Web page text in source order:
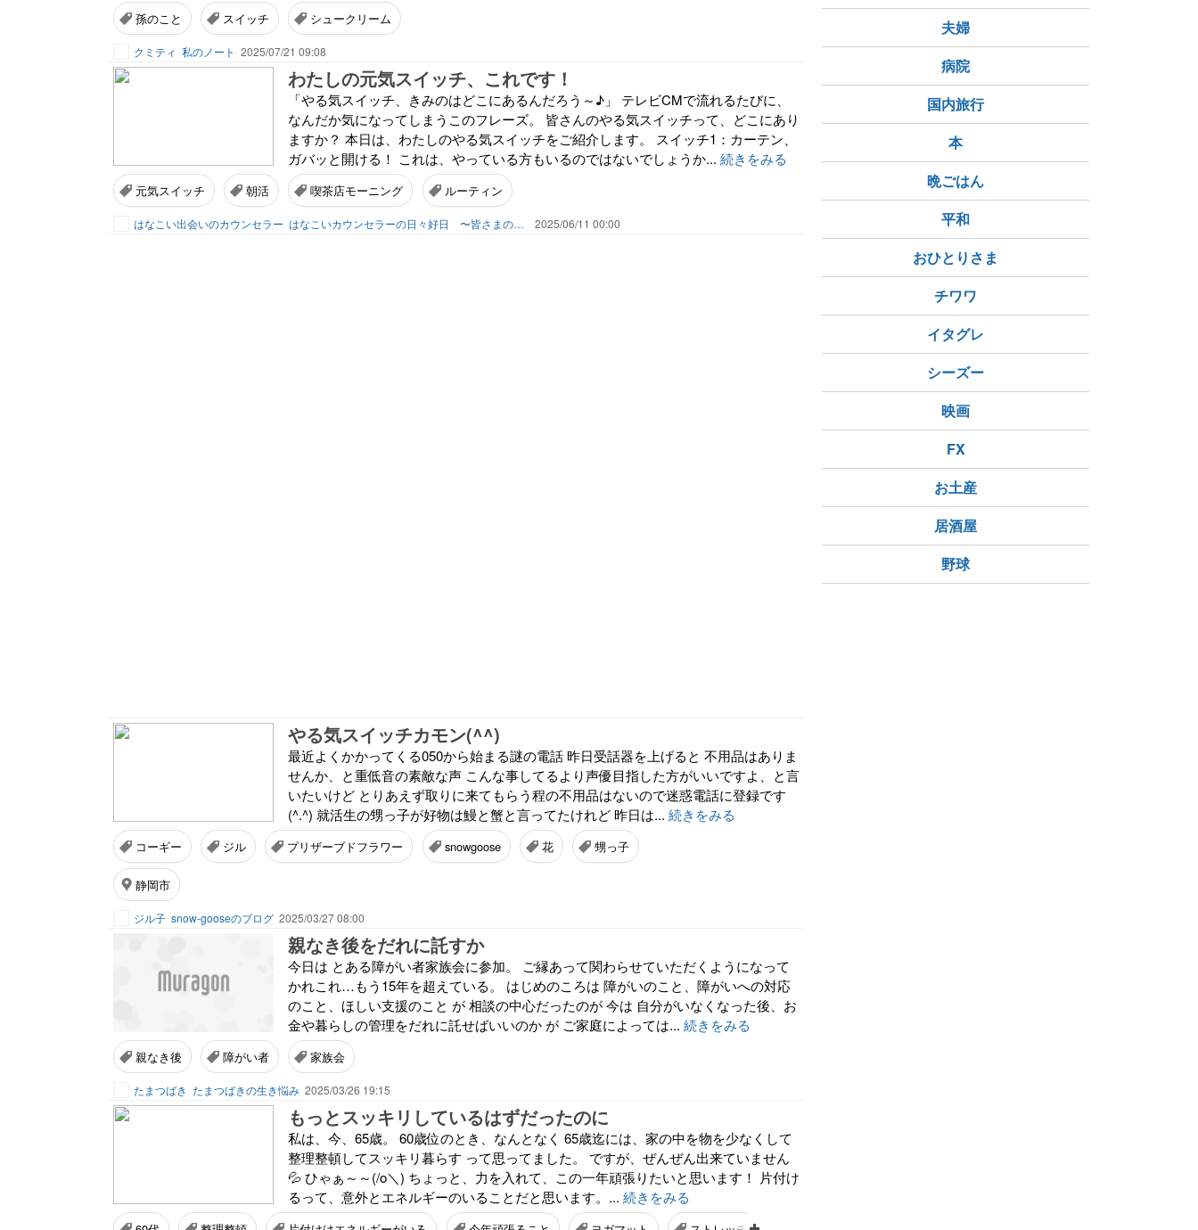
孫のこと スイッチ シュークリーム
クミティ 私のノート 2025/07/21 09:08
わたしの元気スイッチ、これです！
「やる気スイッチ、きみのはどこにあるんだろう～♪」 テレビCMで流れるたびに、
なんだか気になってしまうこのフレーズ。 皆さんのやる気スイッチって、どこにあり
ますか？ 本日は、わたしのやる気スイッチをご紹介します。 スイッチ1：カーテン、
ガバッと開ける！ これは、やっている方もいるのではないでしょうか... 続きをみる
元気スイッチ 朝活 喫茶店モーニング ルーティン
はなこい出会いのカウンセラー はなこいカウンセラーの日々好日 〜皆さまの素敵な出会いのために〜 2025/06/11 00:00
やる気スイッチカモン(^^)
最近よくかかってくる050から始まる謎の電話 昨日受話器を上げると 不用品はありま
せんか、と重低音の素敵な声 こんな事してるより声優目指した方がいいですよ、と言
いたいけど とりあえず取りに来てもらう程の不用品はないので迷惑電話に登録です
(^.^) 就活生の甥っ子が好物は鰻と蟹と言ってたけれど 昨日は... 続きをみる
コーギー ジル プリザーブドフラワー snowgoose 花 甥っ子
静岡市
ジル子 snow-gooseのブログ 2025/03/27 08:00
親なき後をだれに託すか
今日は とある障がい者家族会に参加。 ご縁あって関わらせていただくようになって
かれこれ…もう15年を超えている。 はじめのころは 障がいのこと、障がいへの対応
のこと、ほしい支援のこと が 相談の中心だったのが 今は 自分がいなくなった後、お
金や暮らしの管理をだれに託せばいいのか が ご家庭によっては... 続きをみる
親なき後 障がい者 家族会
たまつばき たまつばきの生き悩み 2025/03/26 19:15
もっとスッキリしているはずだったのに
私は、今、65歳。 60歳位のとき、なんとなく 65歳迄には、家の中を物を少なくして
整理整頓してスッキリ暮らす って思ってました。 ですが、ぜんぜん出来ていません
💦 ひゃぁ～～(/o＼) ちょっと、力を入れて、この一年頑張りたいと思います！ 片付け
るって、意外とエネルギーのいることだと思います。... 続きをみる
夫婦
病院
国内旅行
本
晩ごはん
平和
おひとりさま
チワワ
イタグレ
シーズー
映画
FX
お土産
居酒屋
野球